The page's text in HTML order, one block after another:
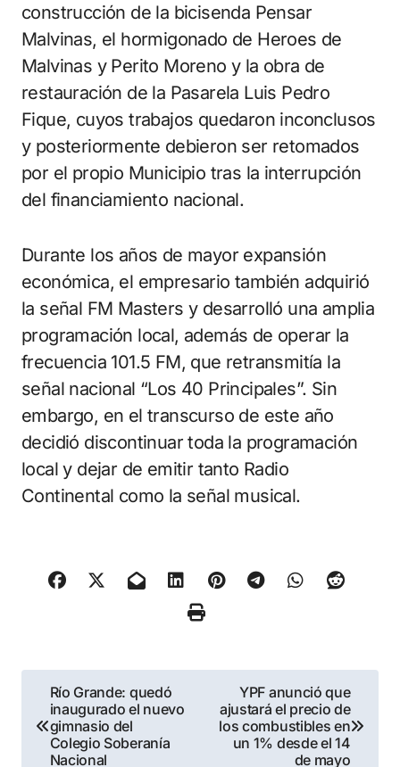
construcción de la bicisenda Pensar
Malvinas, el hormigonado de Heroes de
Malvinas y Perito Moreno y la obra de
restauración de la Pasarela Luis Pedro
Fique, cuyos trabajos quedaron inconclusos
y posteriormente debieron ser retomados
por el propio Municipio tras la interrupción
del financiamiento nacional.
Durante los años de mayor expansión
económica, el empresario también adquirió
la señal FM Masters y desarrolló una amplia
programación local, además de operar la
frecuencia 101.5 FM, que retransmitía la
señal nacional “Los 40 Principales”. Sin
embargo, en el transcurso de este año
decidió discontinuar toda la programación
local y dejar de emitir tanto Radio
Continental como la señal musical.
Navegación
de
Río Grande: quedó
inaugurado el nuevo
gimnasio del
Colegio Soberanía
Nacional
YPF anunció que
ajustará el precio de
los combustibles en
un 1% desde el 14
de mayo